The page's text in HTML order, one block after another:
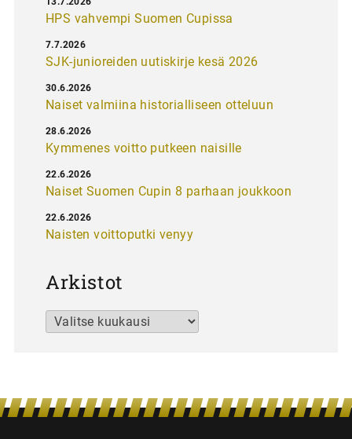
HPS vahvempi Suomen Cupissa
SJK-junioreiden uutiskirje kesä 2026
7.7.2026
Naiset valmiina historialliseen otteluun
30.6.2026
Kymmenes voitto putkeen naisille
28.6.2026
Naiset Suomen Cupin 8 parhaan joukkoon
22.6.2026
Naisten voittoputki venyy
22.6.2026
Arkistot
Arkistot